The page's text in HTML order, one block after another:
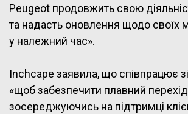
Peugeot продовжить свою
та надасть оновлення щодо своїх
у належний час».
Inchcape заявила, що співпрацює
«щоб забезпечити плавний
зосереджуючись на підтримці